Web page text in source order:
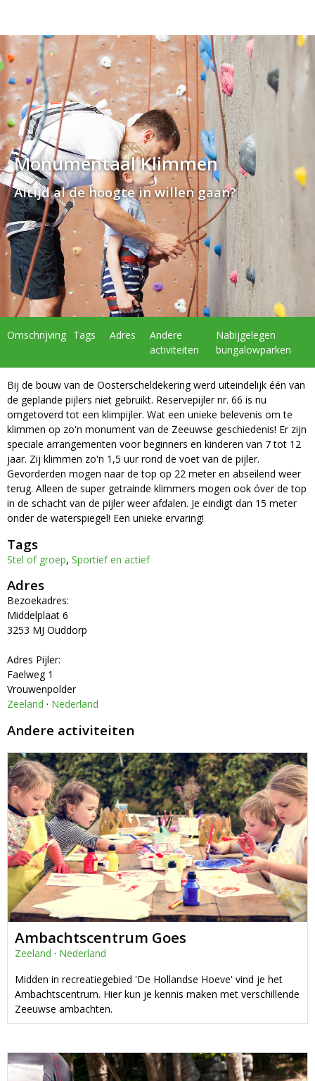
Monumentaal Klimmen
Altijd al de hoogte in willen gaan?
Omschrijving Tags Adres
Andere
activiteiten
Nabijgelegen
bungalowparken
Bij de bouw van de Oosterscheldekering werd uiteindelijk één van
de geplande pijlers niet gebruikt. Reservepijler nr. 66 is nu
omgetoverd tot een klimpijler. Wat een unieke belevenis om te
klimmen op zo'n monument van de Zeeuwse geschiedenis! Er zijn
speciale arrangementen voor beginners en kinderen van 7 tot 12
jaar. Zij klimmen zo'n 1,5 uur rond de voet van de pijler.
Gevorderden mogen naar de top op 22 meter en abseilend weer
terug. Alleen de super getrainde klimmers mogen ook óver de top
in de schacht van de pijler weer afdalen. Je eindigt dan 15 meter
onder de waterspiegel! Een unieke ervaring!
Tags
Stel of groep, Sportief en actief
Adres
Bezoekadres:
Middelplaat 6
3253 MJ Ouddorp
Adres Pijler:
Faelweg 1
Vrouwenpolder
Zeeland · Nederland
Andere activiteiten
Ambachtscentrum Goes
Zeeland · Nederland
Midden in recreatiegebied 'De Hollandse Hoeve' vind je het
Ambachtscentrum. Hier kun je kennis maken met verschillende
Zeeuwse ambachten.